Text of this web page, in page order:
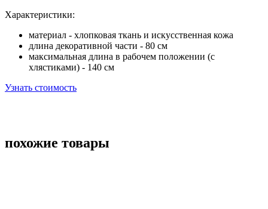
Характеристики:
материал - хлопковая ткань и искусственная кожа
длина декоративной части - 80 см
максимальная длина в рабочем положении (с
хлястиками) - 140 см
Узнать стоимость
похожие товары